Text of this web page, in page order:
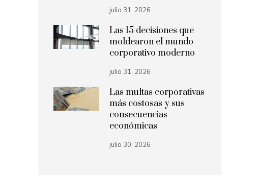
julio 31, 2026
Las 15 decisiones que
moldearon el mundo
corporativo moderno
julio 31, 2026
Las multas corporativas
más costosas y sus
consecuencias
económicas
julio 30, 2026